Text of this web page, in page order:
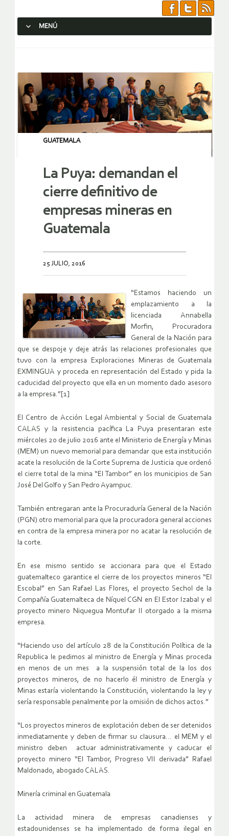
MENÚ
GUATEMALA
La Puya: demandan el
cierre definitivo de
empresas mineras en
Guatemala
25 JULIO, 2016
“Estamos haciendo un
emplazamiento a la
licenciada Annabella
Morfin, Procuradora
General de la Nación para
que se despoje y deje atrás las relaciones profesionales que
tuvo con la empresa Exploraciones Mineras de Guatemala
EXMINGUA y proceda en representación del Estado y pida la
caducidad del proyecto que ella en un momento dado asesoro
a la empresa.”[1]
El Centro de Acción Legal Ambiental y Social de Guatemala
CALAS y la resistencia pacífica La Puya presentaran este
miércoles 20 de julio 2016 ante el Ministerio de Energía y Minas
(MEM) un nuevo memorial para demandar que esta institución
acate la resolución de la Corte Suprema de Justicia que ordenó
el cierre total de la mina “El Tambor” en los municipios de San
José Del Golfo y San Pedro Ayampuc.
También entregaran ante la Procuraduría General de la Nación
(PGN) otro memorial para que la procuradora general acciones
en contra de la empresa minera por no acatar la resolución de
la corte.
En ese mismo sentido se accionara para que el Estado
guatemalteco garantice el cierre de los proyectos mineros “El
Escobal” en San Rafael Las Flores, el proyecto Sechol de la
Compañía Guatemalteca de Níquel CGN en El Estor Izabal y el
proyecto minero Niquegua Montufar II otorgado a la misma
empresa.
“Haciendo uso del artículo 28 de la Constitución Política de la
Republica le pedimos al ministro de Energía y Minas proceda
en menos de un mes a la suspensión total de la los dos
proyectos mineros, de no hacerlo él ministro de Energía y
Minas estaría violentando la Constitución, violentando la ley y
sería responsable penalmente por la omisión de dichos actos.”
“Los proyectos mineros de explotación deben de ser detenidos
inmediatamente y deben de firmar su clausura… el MEM y el
ministro deben actuar administrativamente y caducar el
proyecto minero “El Tambor, Progreso VII derivada” Rafael
Maldonado, abogado CALAS.
Minería criminal en Guatemala
La actividad minera de empresas canadienses y
estadounidenses se ha implementado de forma ilegal en